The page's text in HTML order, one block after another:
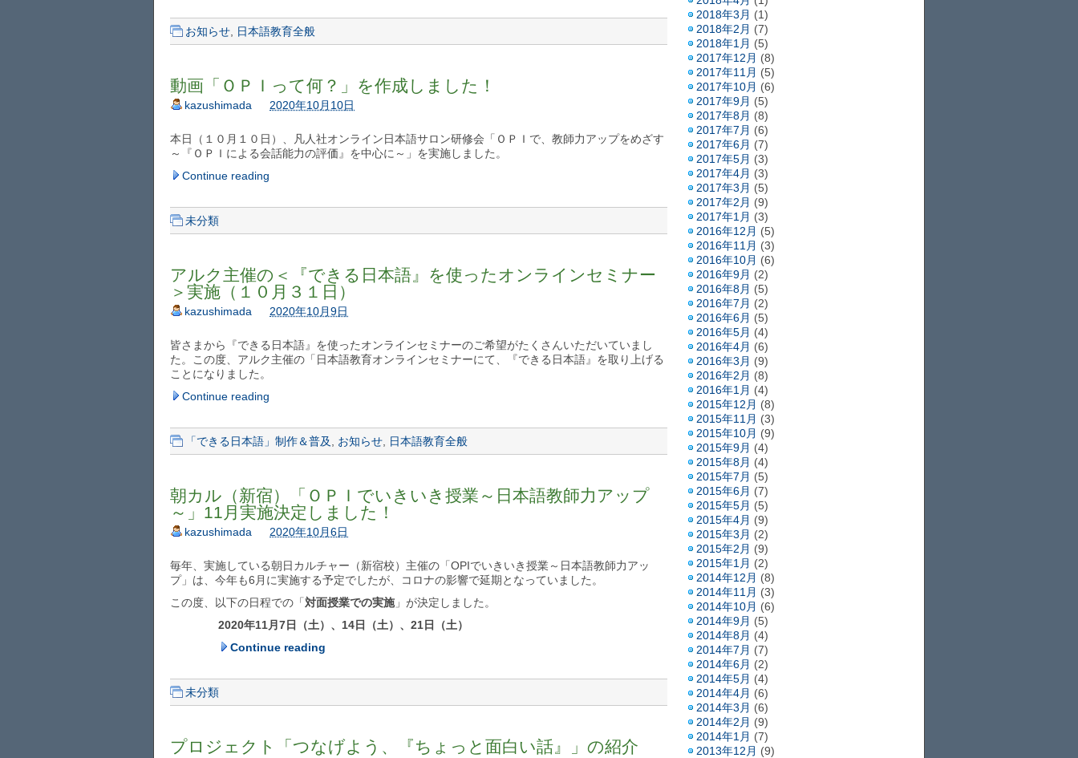
お知らせ 日本語教育全般
動画「ＯＰＩって何？」を作成しました！
kazushimada 2020年10月10日
本日（１０月１０日）、凡人社オンライン日本語サロン研修会「ＯＰＩで、教師力アップをめざす
～『ＯＰＩによる会話能力の評価』を中心に～」を実施しました。
Continue reading
未分類
アルク主催の＜『できる日本語』を使ったオンラインセミナー
＞実施（１０月３１日）
kazushimada 2020年10月9日
皆さまから『できる日本語』を使ったオンラインセミナーのご希望がたくさんいただいていまし
た。この度、アルク主催の「日本語教育オンラインセミナーにて、『できる日本語』を取り上げる
ことになりました。
Continue reading
「できる日本語」制作＆普及 お知らせ 日本語教育全般
朝カル（新宿）「ＯＰＩでいきいき授業～日本語教師力アップ
～」11月実施決定しました！
kazushimada 2020年10月6日
毎年、実施している朝日カルチャー（新宿校）主催の「OPIでいきいき授業～日本語教師力アッ
プ」は、今年も6月に実施する予定でしたが、コロナの影響で延期となっていました。
この度、以下の日程での「 対面授業での実施」が決定しました。
2020年11月7日（土）、14日（土）、21日（土）
Continue reading
未分類
プロジェクト「つなげよう、『ちょっと面白い話』」の紹介
2018年3月 (1)
2018年2月 (7)
2018年1月 (5)
2017年12月 (8)
2017年11月 (5)
2017年10月 (6)
2017年9月 (5)
2017年8月 (8)
2017年7月 (6)
2017年6月 (7)
2017年5月 (3)
2017年4月 (3)
2017年3月 (5)
2017年2月 (9)
2017年1月 (3)
2016年12月 (5)
2016年11月 (3)
2016年10月 (6)
2016年9月 (2)
2016年8月 (5)
2016年7月 (2)
2016年6月 (5)
2016年5月 (4)
2016年4月 (6)
2016年3月 (9)
2016年2月 (8)
2016年1月 (4)
2015年12月 (8)
2015年11月 (3)
2015年10月 (9)
2015年9月 (4)
2015年8月 (4)
2015年7月 (5)
2015年6月 (7)
2015年5月 (5)
2015年4月 (9)
2015年3月 (2)
2015年2月 (9)
2015年1月 (2)
2014年12月 (8)
2014年11月 (3)
2014年10月 (6)
2014年9月 (5)
2014年8月 (4)
2014年7月 (7)
2014年6月 (2)
2014年5月 (4)
2014年4月 (6)
2014年3月 (6)
2014年2月 (9)
2014年1月 (7)
2013年12月 (9)